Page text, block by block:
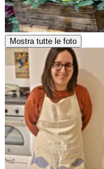
Mostra tutte le foto